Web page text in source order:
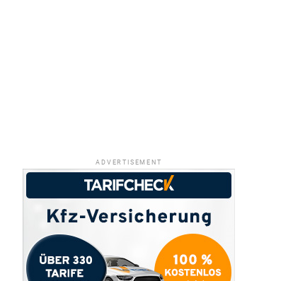
ADVERTISEMENT